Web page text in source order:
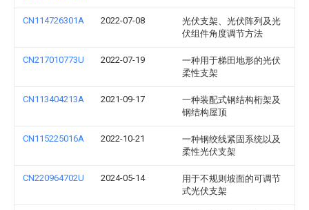
CN114726301A 2022-07-08
光伏支架、光伏阵列及光
伏组件角度调节方法
CN217010773U 2022-07-19
一种用于梯田地形的光伏
柔性支架
CN113404213A 2021-09-17
一种装配式钢结构桁架及
钢结构屋顶
CN115225016A 2022-10-21
一种钢绞线紧固系统以及
柔性光伏支架
CN220964702U 2024-05-14
用于不规则坡面的可调节
式光伏支架